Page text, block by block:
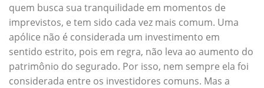
quem busca sua tranquilidade em momentos de
imprevistos, e tem sido cada vez mais comum. Uma
apólice não é considerada um investimento em
sentido estrito, pois em regra, não leva ao aumento do
patrimônio do segurado. Por isso, nem sempre ela foi
considerada entre os investidores comuns. Mas a